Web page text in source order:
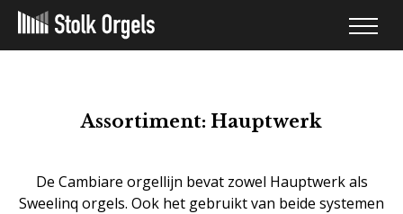
Assortiment: Hauptwerk
De Cambiare orgellijn bevat zowel Hauptwerk als
Sweelinq orgels. Ook het gebruikt van beide systemen